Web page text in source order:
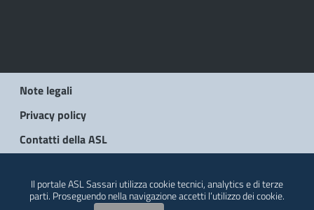
Note legali
Privacy policy
Contatti della ASL
Il portale ASL Sassari utilizza cookie tecnici, analytics e di terze
parti. Proseguendo nella navigazione accetti l’utilizzo dei cookie.